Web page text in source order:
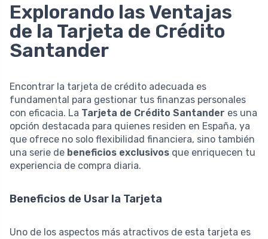
Explorando las Ventajas
de la Tarjeta de Crédito
Santander
Encontrar la tarjeta de crédito adecuada es
fundamental para gestionar tus finanzas personales
con eficacia. La Tarjeta de Crédito Santander es una
opción destacada para quienes residen en España, ya
que ofrece no solo flexibilidad financiera, sino también
una serie de beneficios exclusivos que enriquecen tu
experiencia de compra diaria.
Beneficios de Usar la Tarjeta
Uno de los aspectos más atractivos de esta tarjeta es